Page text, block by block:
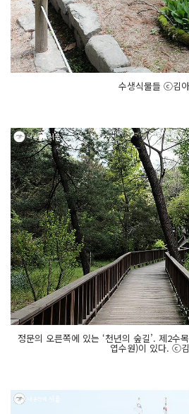
수생식물들 ⓒ김
정문의 오른쪽에 있는 ‘천년의 숲길’. 제2수
엽수원)이 있다. ⓒ